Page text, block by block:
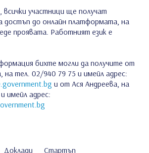
всички участници ще получат
достъп до онлайн платформата, на
проявата. Работният език е
бихте могли да получите от
на тел. 02/940 79 75 и имейл адрес:
и от Ася Андреева, на
имейл адрес:
Доклади Стартъп